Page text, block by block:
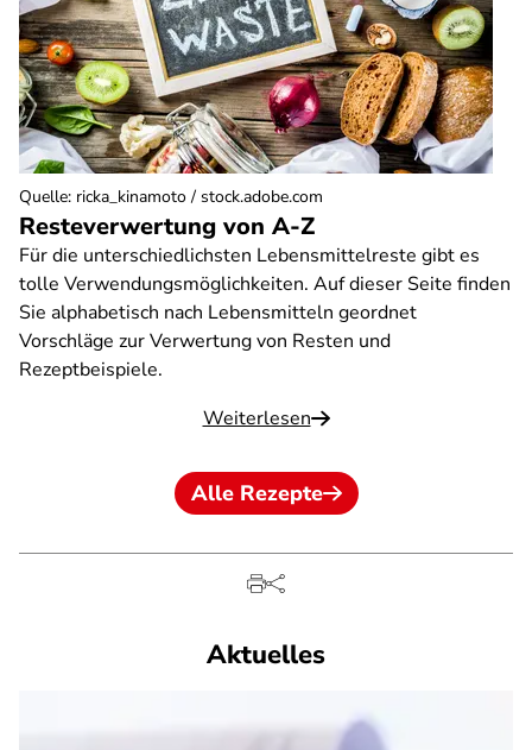
Resteverwertung von A-Z
Für die unterschiedlichsten Lebensmittelreste gibt es
tolle Verwendungsmöglichkeiten. Auf dieser Seite finden
Sie alphabetisch nach Lebensmitteln geordnet
Vorschläge zur Verwertung von Resten und
Rezeptbeispiele.
Weiterlesen
Quelle: ricka_kinamoto / stock.adobe.com
Alle Rezepte
Aktuelles